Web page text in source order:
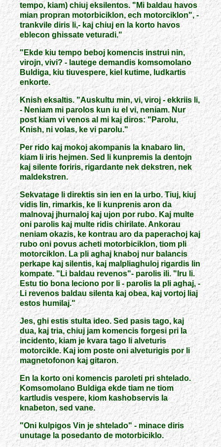
tempo, kiam) chiuj eksilentos. "Mi baldau havos
mian propran motorbiciklon, ech motorciklon", -
trankvile diris li,- kaj chiuj en la korto havos
eblecon ghissate veturadi."
"Ekde kiu tempo beboj komencis instrui nin,
virojn, vivi? - lautege demandis komsomolano
Buldiga, kiu tiuvespere, kiel kutime, ludkartis
enkorte.
Knish eksaltis. "Auskultu min, vi, viroj - ekkriis li,
- Neniam mi parolos kun iu el vi, neniam. Nur
post kiam vi venos al mi kaj diros: "Parolu,
Knish, ni volas, ke vi parolu."
Per rido kaj mokoj akompanis la knabaro lin,
kiam li iris hejmen. Sed li kunpremis la dentojn
kaj silente foriris, rigardante nek dekstren, nek
maldekstren.
Sekvatage li direktis sin ien en la urbo. Tiuj, kiuj
vidis lin, rimarkis, ke li kunprenis aron da
malnovaj jhurnaloj kaj ujon por rubo. Kaj multe
oni parolis kaj multe ridis chirilate. Ankorau
neniam okazis, ke kontrau aro da paperachoj kaj
rubo oni povus acheti motorbiciklon, tiom pli
motorciklon. La pli aghaj knaboj nur balancis
perkape kaj silentis, kaj malpliaghuloj rigardis lin
kompate. "Li baldau revenos"- parolis ili. "Iru li.
Estu tio bona leciono por li - parolis la pli aghaj, -
Li revenos baldau silenta kaj obea, kaj vortoj liaj
estos humilaj."
Jes, ghi estis stulta ideo. Sed pasis tago, kaj
dua, kaj tria, chiuj jam komencis forgesi pri la
incidento, kiam je kvara tago li alveturis
motorcikle. Kaj iom poste oni alveturigis por li
magnetofonon kaj gitaron.
En la korto oni komencis paroleti pri shtelado.
Komsomolano Buldiga ekde tiam ne tiom
kartludis vespere, kiom kashobservis la
knabeton, sed vane.
"Oni kulpigos Vin je shtelado" - minace diris
unutage la posedanto de motorbiciklo.